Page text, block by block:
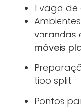
1 vaga
varandas
móveis
tipo split
Pontos